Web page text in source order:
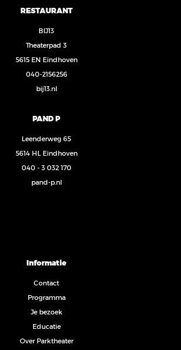
RESTAURANT
BIJ13
Theaterpad 3
5615 EN Eindhoven
040-2156256
bij13.nl
PAND P
Leenderweg 65
5614 HL Eindhoven
040 - 3 032 170
pand-p.nl
Informatie
Contact
Programma
Je bezoek
Educatie
Over Parktheater